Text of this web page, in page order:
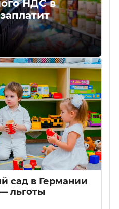
НДС в
сад в Германии
льготы